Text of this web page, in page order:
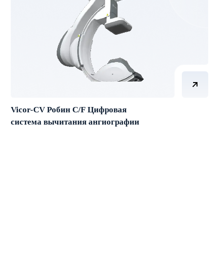
Vicor-CV Робин C/F Цифровая
система вычитания ангиографии